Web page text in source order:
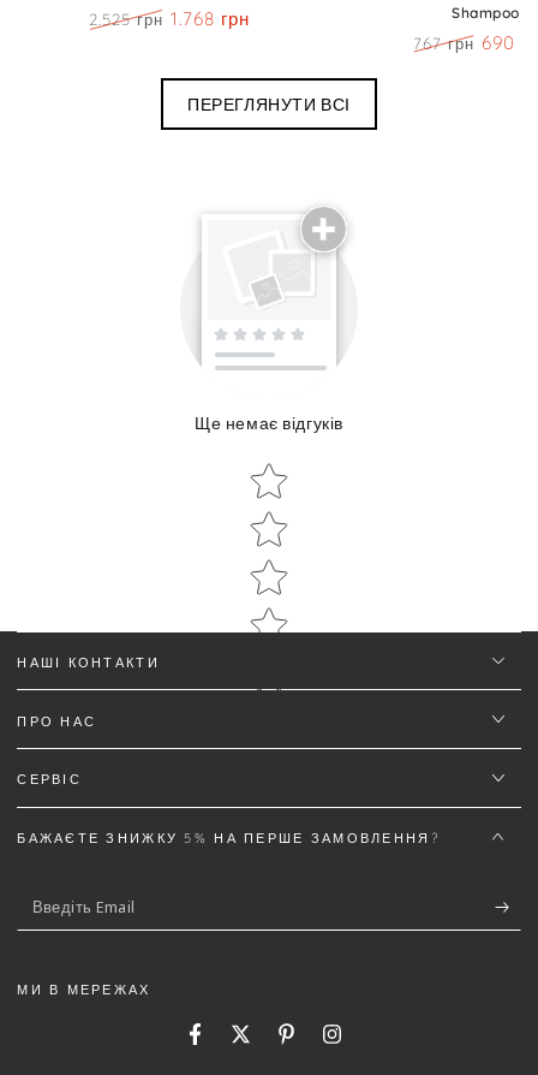
2.525 грн 1.768 грн
Shampoo
767 грн 690
ПЕРЕГЛЯНУТИ ВСІ
Поділиться досвідом використання
Star rating
Ім'я *
Текст відгуку (не менш 50 символів)
Ще немає відгуків
Star rating
НАШІ КОНТАКТИ
ПРО НАС
СЕРВІС
БАЖАЄТЕ ЗНИЖКУ 5% НА ПЕРШЕ ЗАМОВЛЕННЯ?
Введіть
Email
МИ В МЕРЕЖАХ
FacebookTwitterPinterestInstagram